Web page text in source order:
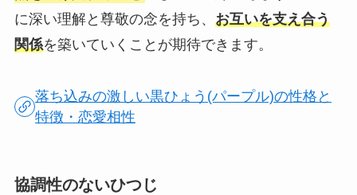
に深い理解と尊敬の念を持ち、 お互いを支え合う
関係を築いていくことが期待できます。
落ち込みの激しい黒ひょう(パープル)の性格と
特徴・恋愛相性
協調性のないひつじ